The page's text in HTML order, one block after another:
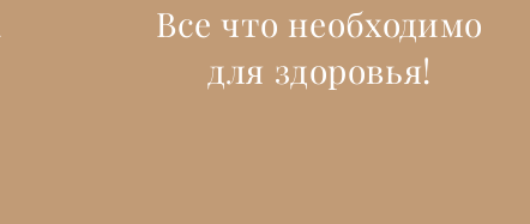
Все что необходимо
для здоровья!